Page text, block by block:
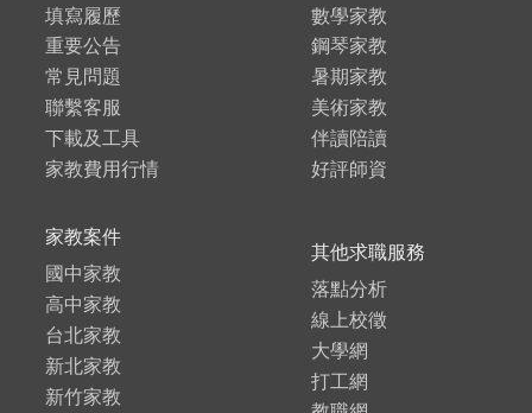
填寫履歷
重要公告
常見問題
聯繫客服
下載及工具
家教費用行情
數學家教
鋼琴家教
暑期家教
美術家教
伴讀陪讀
好評師資
家教案件
國中家教
高中家教
台北家教
新北家教
新竹家教
其他求職服務
落點分析
線上校徵
大學網
打工網